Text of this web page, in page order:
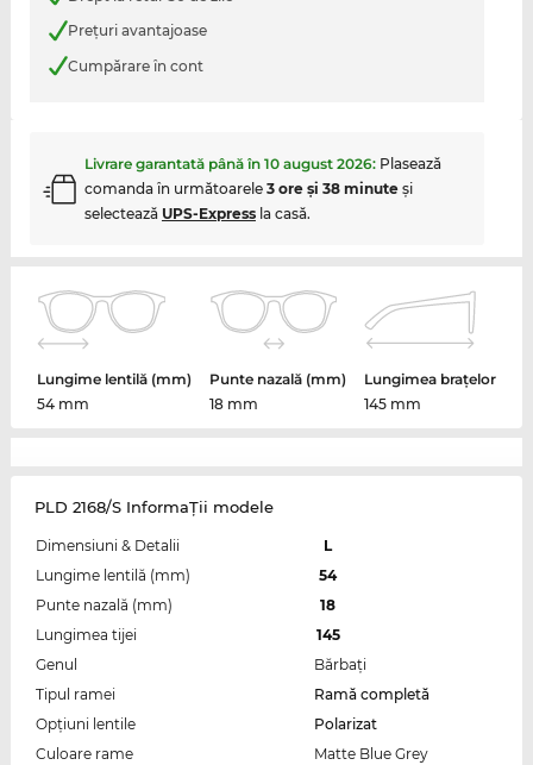
Preţuri avantajoase
Cumpărare în cont
Livrare garantată până în 10 august 2026: Plasează
comanda în următoarele 3 ore şi 38 minuteşi
selectează UPS-Expressla casă.
Lungime lentilă (mm)
54 mm
Punte nazală (mm)
18 mm
Lungimea brațelor
145 mm
PLD 2168/S InformaŢii modele
Dimensiuni & Detalii
L
Lungime lentilă (mm)
54
Punte nazală (mm)
18
Lungimea tijei
145
Genul
Bărbaţi
Tipul ramei
Ramă completă
Opțiuni lentile
Polarizat
Culoare rame
Matte Blue Grey